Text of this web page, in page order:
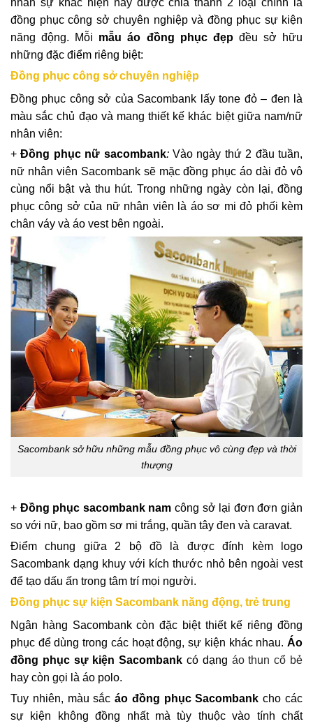
đồng phục công sở chuyên nghiệp và đồng phục sự kiện
năng động. Mỗi mẫu áo đồng phục đẹpđều sở hữu
những đặc điểm riêng biệt:
Đồng phục công sở chuyên nghiệp
Đồng phục công sở của Sacombank lấy tone đỏ – đen là
màu sắc chủ đạo và mang thiết kế khác biệt giữa nam/nữ
nhân viên:
+Đồng phục nữ sacombank:Vào ngày thứ 2 đầu tuần,
nữ nhân viên Sacombank sẽ mặc đồng phục áo dài đỏ vô
cùng nổi bật và thu hút. Trong những ngày còn lại, đồng
phục công sở của nữ nhân viên là áo sơ mi đỏ phối kèm
chân váy và áo vest bên ngoài.
Sacombank sở hữu những mẫu đồng phục vô cùng đẹp và thời
thượng
+ Đồng phục sacombank namcông sở lại đơn đơn giản
so với nữ, bao gồm sơ mi trắng, quần tây đen và caravat.
Điểm chung giữa 2 bộ đồ là được đính kèm logo
Sacombank dạng khuy với kích thước nhỏ bên ngoài vest
để tạo dấu ấn trong tâm trí mọi người.
Đồng phục sự kiện Sacombank năng động, trẻ trung
Ngân hàng Sacombank còn đặc biệt thiết kế riêng đồng
phục để dùng trong các hoạt động, sự kiện khác nhau. Áo
đồng phục sự kiện Sacombank có dạng áo thun cổ bẻ
hay còn gọi là áo polo.
Tuy nhiên, màu sắcáo đồng phục Sacombank cho các
sự kiện không đồng nhất mà tùy thuộc vào tính chất